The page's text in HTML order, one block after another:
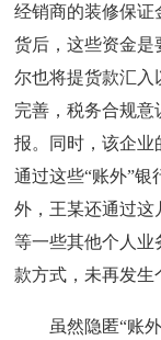
经销商的装修保证
货后，这些资金是
尔也将提货款汇入
完善，税务合规意
报。同时，该企业
通过这些“账外”银
外，王某还通过这
等一些其他个人业
款方式，未再发生
虽然隐匿“账外”